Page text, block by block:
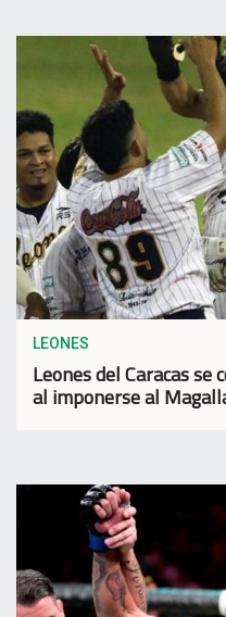
LEONES
Leones del Caracas
al imponerse al